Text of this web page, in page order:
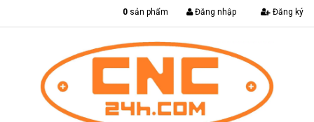
0 sản phẩm Đăng nhập Đăng ký